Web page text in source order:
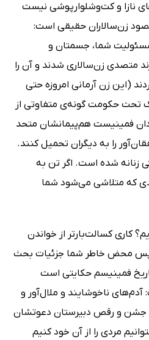
نازا و کت‌وشلوارپوشی نیست
زن‌سالاران حقیقی است:
شما، جسمتان و
متصدی زن‌سالاری شدند و آن را
(این زن آرمانی امروزه حتی
تحت حکومت گونه‌ی متفاوتی از
فمینیست هم‌پیمانشان متحد
را به دیگران تحمیل کنند.
زنانه شده است. اگر تن به
که متلاشی می‌شود شما
کاری کسالت‌بارتر از خواندن
پس محض خاطر شما جزئیات بحث
فمینیسم حکایتی است
آدم‌های ناخوشایند و ملال‌آور و
و رقص دبیرستان دعوتشان
مردی را از آن خود کنیم